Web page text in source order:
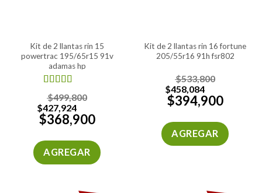
kit de 2 llantas rin 15
powertrac 195/65r15 91v
adamas hp
Valorado en
5.00de 5
$499,800
$427,924
$368,900
AGREGAR
kit de 2 llantas rin 16 fortune
205/55r16 91h fsr802
$533,800
$458,084
$394,900
AGREGAR